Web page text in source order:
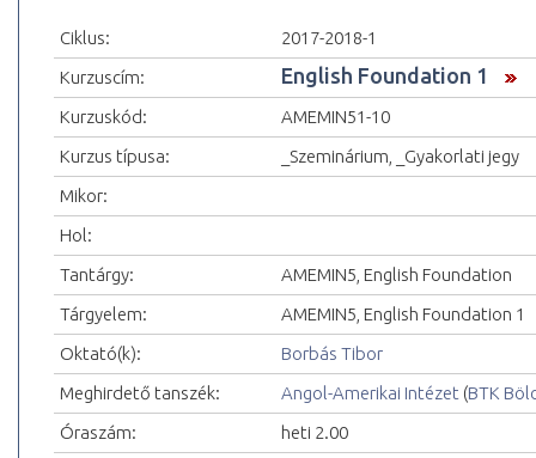
Ciklus:
2017-2018-1
Kurzuscím:
English Foundation 1
Kurzuskód:
AMEMIN51-10
Kurzus típusa:
_Szeminárium, _Gyakorlati jegy
Mikor:
Hol:
Tantárgy:
AMEMIN5, English Foundation
Tárgyelem:
AMEMIN5, English Foundation 1
Oktató(k):
Borbás Tibor
Meghirdető tanszék:
Angol-Amerikai Intézet (BTK
Óraszám:
heti 2.00